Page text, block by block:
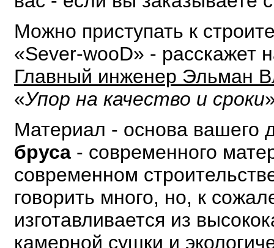
Можно приступать к
«Sever-wooD» - расскажет
Главный инженер Эльман
«Упор на качество и сроки
Материал - основа вашего
бруса - современного
современном
говорить много, но, к
изготавливается из
камерной сушки и